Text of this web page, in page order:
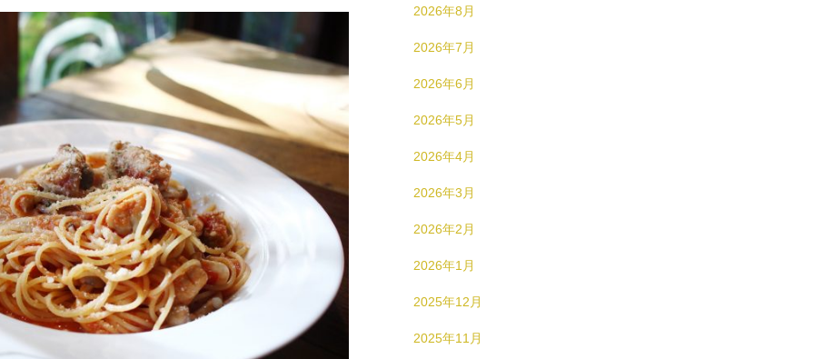
2026年8月
2026年7月
2026年6月
2026年5月
2026年4月
2026年3月
2026年2月
2026年1月
2025年12月
2025年11月